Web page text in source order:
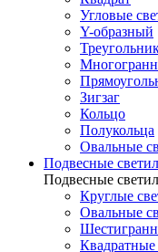
Угловые
Y-образный
Зигзаг
Кольцо
Полукольца
Овальные
Подвесные
Подвесные
Круглые
Овальные
Квадратные